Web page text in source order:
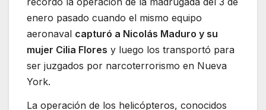
enero pasado cuando el mismo equipo
aeronaval capturó a Nicolás Maduro y su
mujer Cilia Flores y luego los transportó para
ser juzgados por narcoterrorismo en Nueva
York.
La operación de los helicópteros, conocidos